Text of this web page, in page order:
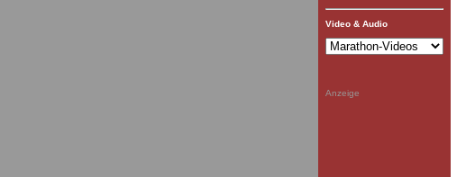
Video & Audio
Anzeige